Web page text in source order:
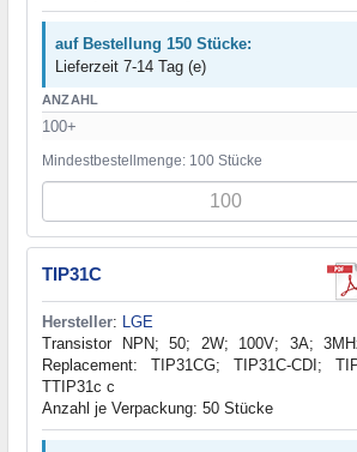
auf Bestellung 150 Stücke:
Lieferzeit 7-14 Tag (e)
ANZAHL
100+
Mindestbestellmenge: 100 Stücke
TIP31C
Hersteller:
LGE
Transistor NPN; 50; 2W; 100V; 3A;
Replacement: TIP31CG; TIP31C-CDI;
TTIP31c c
Anzahl je Verpackung: 50 Stücke